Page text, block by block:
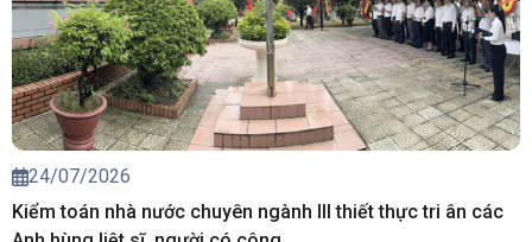
24/07/2026
Kiểm toán nhà nước chuyên ngành III thiết thực tri ân các